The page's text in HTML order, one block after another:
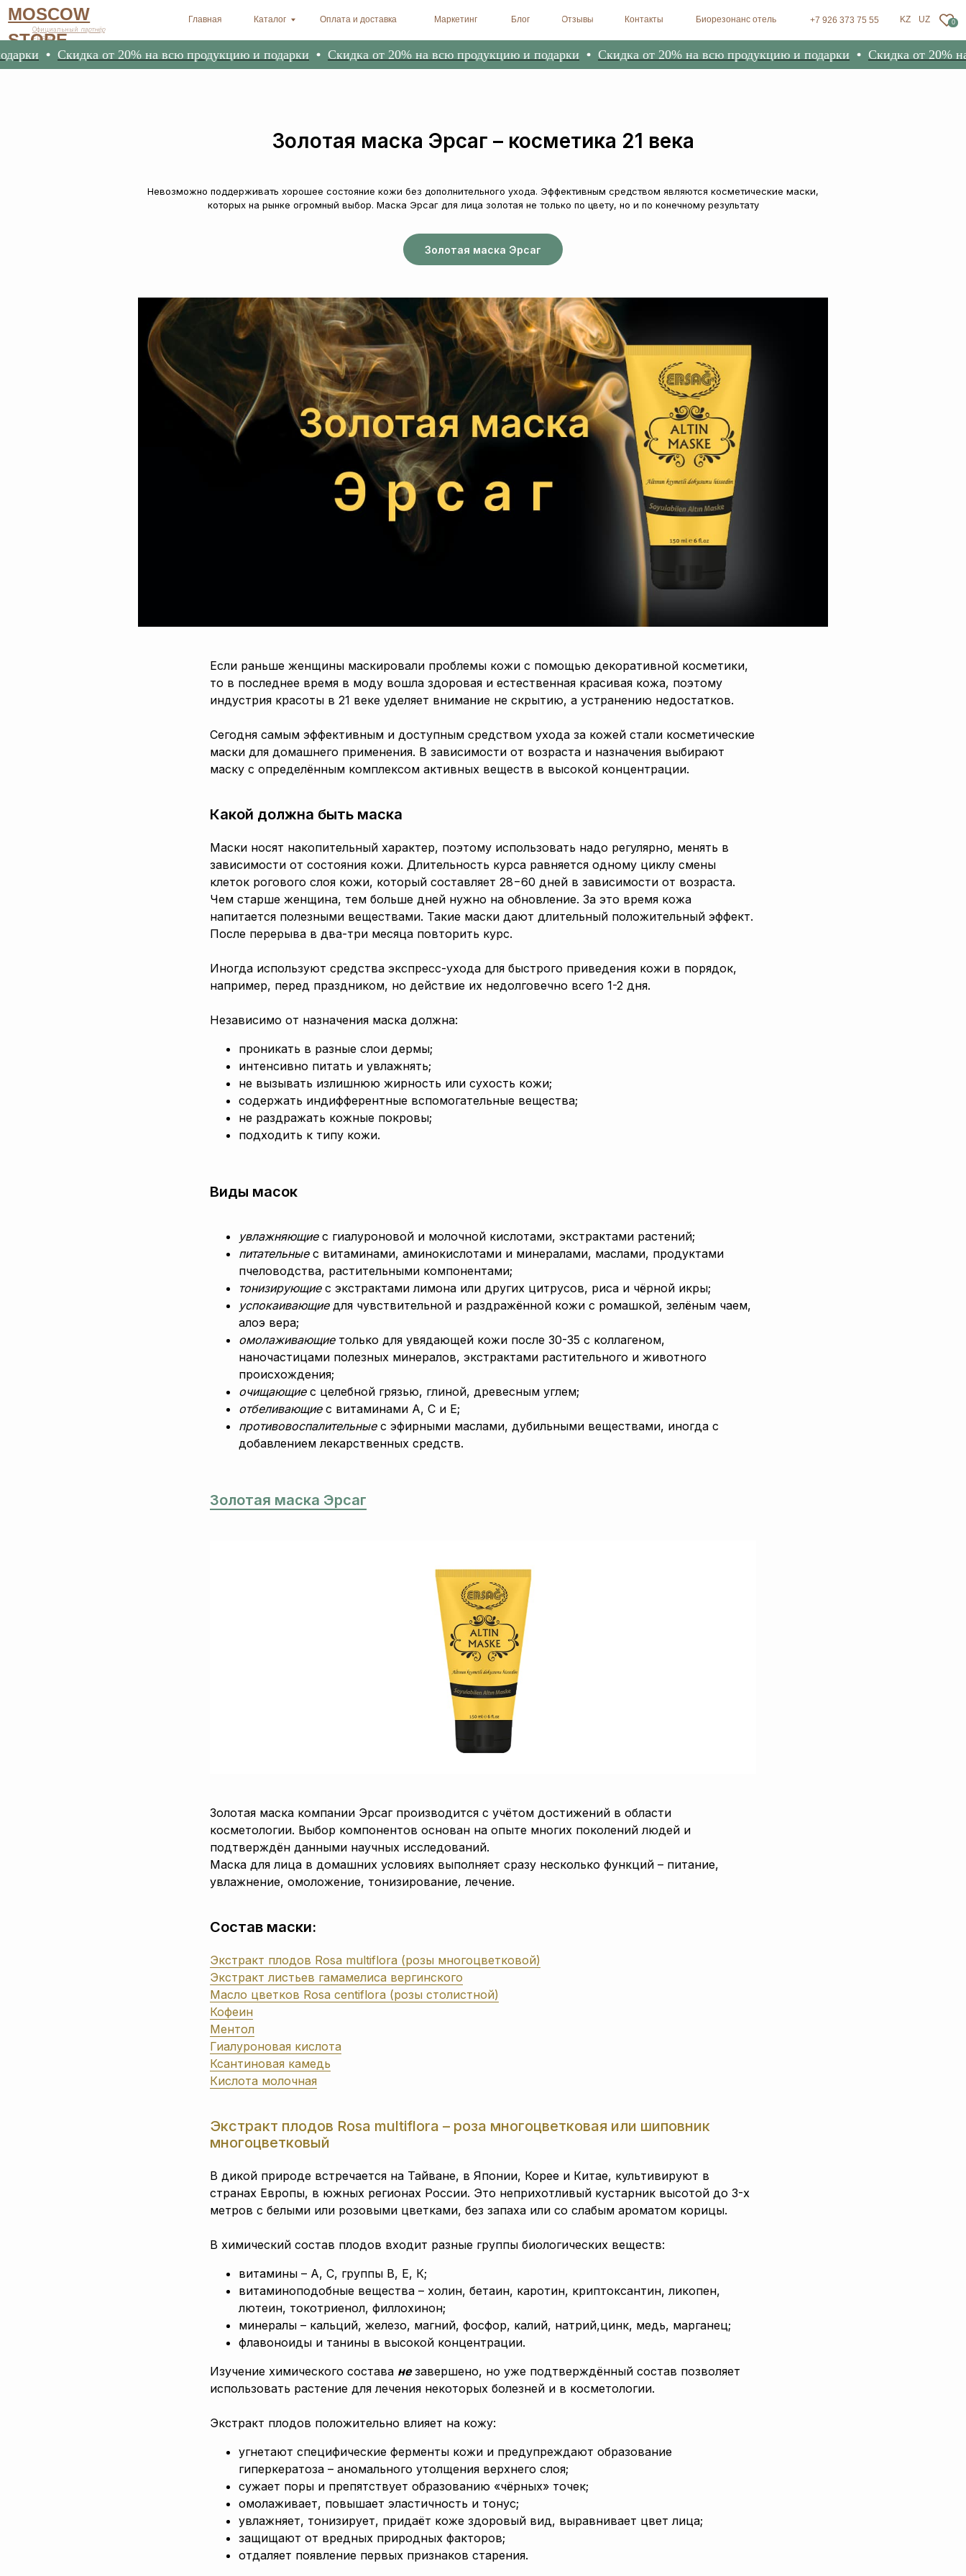
Главная Каталог Оплата и доставка Маркетинг Блог Контакты Биорезонанс отель
Отзывы
MOSCOW
STORE
Официальный
партнёр
ERSAG
KZ UZ
+7 926 373 75 55 0
Скидка от 20% на всю продукцию и подарки Скидка от 20% на всю продукцию и подарки Скидка от 20% на всю продукцию и подарки Скидка от 20% на всю
Золотая маска Эрсаг – косметика 21 века
Невозможно поддерживать хорошее состояние кожи без дополнительного ухода. Эффективным средством являются косметические маски,
которых на рынке огромный выбор. Маска Эрсаг для лица золотая не только по цвету, но и по конечному результату
Золотая маска Эрсаг
Если раньше женщины маскировали проблемы кожи с помощью декоративной косметики,
то в последнее время в моду вошла здоровая и естественная красивая кожа, поэтому
индустрия красоты в 21 веке уделяет внимание не скрытию, а устранению недостатков.
Сегодня самым эффективным и доступным средством ухода за кожей стали косметические
маски для домашнего применения. В зависимости от возраста и назначения выбирают
маску с определённым комплексом активных веществ в высокой концентрации.
Какой должна быть маска
Маски носят накопительный характер, поэтому использовать надо регулярно, менять в
зависимости от состояния кожи. Длительность курса равняется одному циклу смены
клеток рогового слоя кожи, который составляет 28−60 дней в зависимости от возраста.
Чем старше женщина, тем больше дней нужно на обновление. За это время кожа
напитается полезными веществами. Такие маски дают длительный положительный эффект.
После перерыва в два-три месяца повторить курс.
Иногда используют средства экспресс-ухода для быстрого приведения кожи в порядок,
например, перед праздником, но действие их недолговечно всего 1-2 дня.
Независимо от назначения маска должна:
проникать в разные слои дермы;
интенсивно питать и увлажнять;
не вызывать излишнюю жирность или сухость кожи;
содержать индифферентные вспомогательные вещества;
не раздражать кожные покровы;
подходить к типу кожи.
Виды масок
увлажняющиес гиалуроновой и молочной кислотами, экстрактами растений;
питательные с витаминами, аминокислотами и минералами, маслами, продуктами
пчеловодства, растительными компонентами;
тонизирующиес экстрактами лимона или других цитрусов, риса и чёрной икры;
успокаивающиедля чувствительной и раздражённой кожи с ромашкой, зелёным чаем,
алоэ вера;
омолаживающиетолько для увядающей кожи после 30-35 с коллагеном,
наночастицами полезных минералов, экстрактами растительного и животного
происхождения;
очищающиес целебной грязью, глиной, древесным углем;
отбеливающие с витаминами А, С и Е;
противовоспалительныес эфирными маслами, дубильными веществами, иногда с
добавлением лекарственных средств.
Золотая маска Эрсаг
Золотая маска компании Эрсаг производится с учётом достижений в области
косметологии. Выбор компонентов основан на опыте многих поколений людей и
подтверждён данными научных исследований.
Маска для лица в домашних условиях выполняет сразу несколько функций – питание,
увлажнение, омоложение, тонизирование, лечение.
Состав маски:
Экстракт плодов Rosa multiflora (розы многоцветковой)
Экстракт листьев гамамелиса вергинского
Масло цветков Rosa centiflora (розы столистной)
Кофеин
Ментол
Гиалуроновая кислота
Ксантиновая камедь
Кислота молочная
Экстракт плодов Rosa multiflora – роза многоцветковая или шиповник
многоцветковый
В дикой природе встречается на Тайване, в Японии, Корее и Китае, культивируют в
странах Европы, в южных регионах России. Это неприхотливый кустарник высотой до 3-х
метров с белыми или розовыми цветками, без запаха или со слабым ароматом корицы.
В химический состав плодов входит разные группы биологических веществ:
витамины – А, С, группы В, Е, К;
витаминоподобные вещества – холин, бетаин, каротин, криптоксантин, ликопен,
лютеин, токотриенол, филлохинон;
минералы – кальций, железо, магний, фосфор, калий, натрий,цинк, медь, марганец;
флавоноиды и танины в высокой концентрации.
Изучение химического состава незавершено, но уже подтверждённый состав позволяет
использовать растение для лечения некоторых болезней и в косметологии.
Экстракт плодов положительно влияет на кожу:
угнетают специфические ферменты кожи и предупреждают образование
гиперкератоза – аномального утолщения верхнего слоя;
сужает поры и препятствует образованию «чёрных» точек;
омолаживает, повышает эластичность и тонус;
увлажняет, тонизирует, придаёт коже здоровый вид, выравнивает цвет лица;
защищают от вредных природных факторов;
отдаляет появление первых признаков старения.